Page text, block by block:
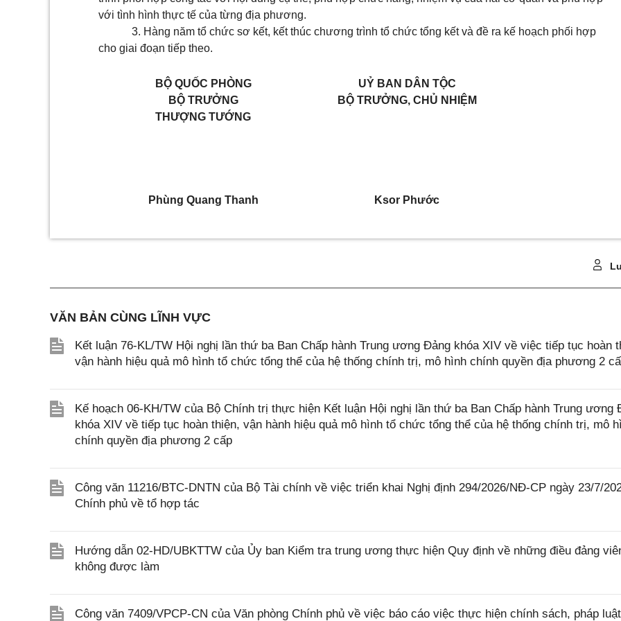
với tình hình thực tế của từng địa phương.
3. Hàng năm tổ chức sơ kết, kết thúc chương trình tổ chức tổng kết và đề ra kế hoạch phối hợp
cho giai đoạn tiếp theo.
BỘ QUỐC PHÒNG
BỘ TRƯỞNG
THƯỢNG TƯỚNG
Phùng Quang Thanh
UỶ BAN DÂN TỘC
BỘ TRƯỞNG, CHỦ NHIỆM
Ksor Phước
VĂN BẢN CÙNG LĨNH VỰC
Kết luận 76-KL/TW Hội nghị lần thứ ba Ban Chấp hành Trung ương Đảng khóa XIV về việc tiếp tục hoàn
vận hành hiệu quả mô hình tổ chức tổng thể của hệ thống chính trị, mô hình chính quyền địa phương 2
Kế hoạch 06-KH/TW của Bộ Chính trị thực hiện Kết luận Hội nghị lần thứ ba Ban Chấp hành Trung ương
khóa XIV về tiếp tục hoàn thiện, vận hành hiệu quả mô hình tổ chức tổng thể của hệ thống chính trị, mô
chính quyền địa phương 2 cấp
Công văn 11216/BTC-DNTN của Bộ Tài chính về việc triển khai Nghị định 294/2026/NĐ-CP ngày 23/7/
Chính phủ về tổ hợp tác
Hướng dẫn 02-HD/UBKTTW của Ủy ban Kiểm tra trung ương thực hiện Quy định về những điều đảng
không được làm
Công văn 7409/VPCP-CN của Văn phòng Chính phủ về việc báo cáo việc thực hiện chính sách, pháp